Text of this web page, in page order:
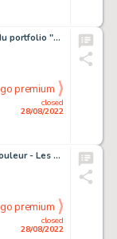
Renaud - Couverture originale du portfolio "Les héroïnes de Renaud" + portfolio (48 ex) - (2021)
closed
28/08/2022
go premium
Formosa, Gil - Dessin original couleur - Les Gardiens de la Pierre - (2004)
closed
28/08/2022
go premium